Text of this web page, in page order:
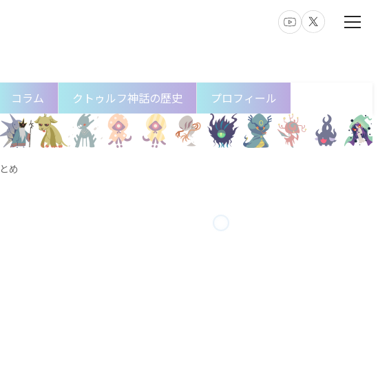
コラム クトゥルフ神話の歴史 プロフィール
め